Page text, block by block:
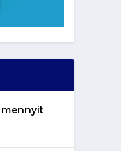
mennyit